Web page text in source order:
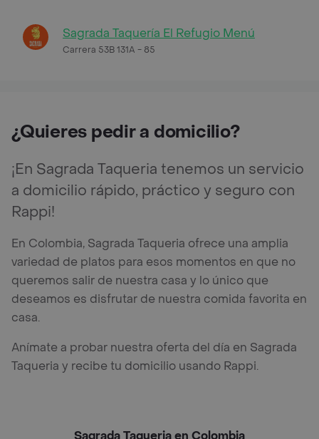
Sagrada Taquería El Refugio Menú
Carrera 53B 131A - 85
¿Quieres pedir a domicilio?
¡En Sagrada Taqueria tenemos un servicio
a domicilio rápido, práctico y seguro con
Rappi!
En Colombia, Sagrada Taqueria ofrece una amplia
variedad de platos para esos momentos en que no
queremos salir de nuestra casa y lo único que
deseamos es disfrutar de nuestra comida favorita en
casa.
Anímate a probar nuestra oferta del día en Sagrada
Taqueria y recibe tu domicilio usando Rappi.
Sagrada Taqueria en Colombia